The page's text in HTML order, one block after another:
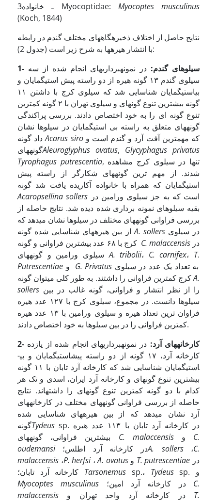
3ـ خانواده Myocoptidae:
Myocoptes musculinus
(Koch, 1844)
نتایج حاصل از اختلاف ذخیره­گاههای مختلف گندم در رابطه
با انتشار هیره­ها به شرح زیر است (جدول 2):
1- سیلوهای گندم: در نمونه­برداریهای انجام شده از سه
سیلوی گندم ١۳ گونه هیره از دو راسته پیش استیگمایان و
بی­استیگمایان شناسایی شد که سیلوی کرج با داشتن ١١
گونه بیشترین تنوع گونه­ای و سیلوی تهران با ٢ گونه کمترین
تنوع گونه ای را به خود اختصاص دادند. بررسی پراکندگی
گونه­های متعلق به راسته بی استیگمایان در سیلوها نشان
داد گونهAcarus siroکه مهمترین آفت آرد و گندم است و
گونه­هایAleuroglyphus ovatus, Glycyphagus privatus
Tyrophagus putrescentia, تنها در سیلوی کرج مشاهده
شدند. از مهم ترین گونه­های شکارگر از راسته پیش
استیگمایان که همراه با خانواده آکاریده یافت شد گونه
Acaropsellina sollers
بقیه سیلوهای نمونه برداری شده دیده شد. نتایج حاصله از
بررسی فراوانی گونه­های مختلف در سیلوها نشان می­دهد که
از بین هیره­های شناسایی شده گونهA. sollersدر سیلوی
C. malaccensis در
سیلوی ورامین و گونه­هایA. tribolii، C. carnifex، T.
Putrescentiae
G. Privatus به تعداد یک عدد در سیلوی
کرج کمترین فراوانی را داشتند. به طور کلی می­توان گونهA.
sollers
سیلوها دانست. در مجموع، سیلوی کرج با ١٢٧ عدد هیره
فراوان ترین تعداد هیره و سیلوی ورامین با ١۳ عدد هیره
کمترین فراوانی را در بین سیلوها به خود اختصاص دادند.
2- کارخانه­های آرد: در نمونه­برداری­های انجام شده از یازده
کارخانه آرد، ١٧ گونه از دو راسته پیش­استیگمایان و بی­
استیگمایان شناسایی شد که کارخانه آرد تابان با ١١ گونه
بیشترین تنوع گونه­ای و کارخانه آرد ایران، اسدی و تک هر
کدام با دو گونه کمترین تنوع گونه­ای را داشته­اند. نتایج
حاصله از بررسی فراوانی گونه­های مختلف در کارخانه­های
آرد نشان می­دهد که از بین هیره­های شناسایی شده
گونهTydeussp. در کارخانه آرد تابان با ١١۳ عدد هیره
C. malaccensis
C.
oudemansi
در کارخانه آرد اطلس؛A. sollers،C.
malaccensis ،P. herfsi ، A. ovatus T. putrescentiae
Tarsonemus sp.، Tydeus
sp. و
Myocoptes musculinus
در کارخانه آرد امین؛ C.
malaccensis
در کارخانه آرد واحد تهران و T.